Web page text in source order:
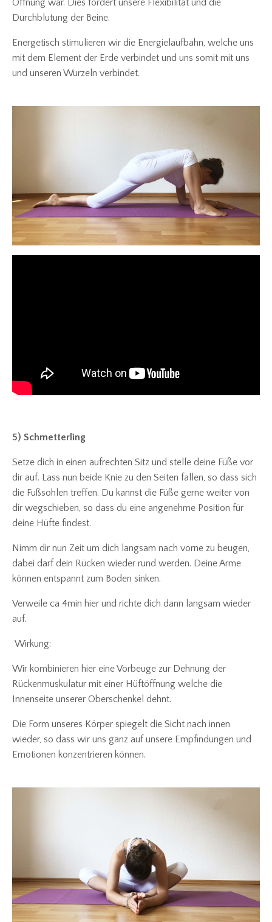
Öffnung war. Dies fördert unsere Flexibilität und die
Durchblutung der Beine.
Energetisch stimulieren wir die Energielaufbahn, welche uns
mit dem Element der Erde verbindet und uns somit mit uns
und unseren Wurzeln verbindet.
5) Schmetterling
Setze dich in einen aufrechten Sitz und stelle deine Füße vor
dir auf. Lass nun beide Knie zu den Seiten fallen, so dass sich
die Fußsohlen treffen. Du kannst die Füße gerne weiter von
dir wegschieben, so dass du eine angenehme Position für
deine Hüfte findest.
Nimm dir nun Zeit um dich langsam nach vorne zu beugen,
dabei darf dein Rücken wieder rund werden. Deine Arme
können entspannt zum Boden sinken.
Verweile ca 4min hier und richte dich dann langsam wieder
auf.
Wirkung:
Wir kombinieren hier eine Vorbeuge zur Dehnung der
Rückenmuskulatur mit einer Hüftöffnung welche die
Innenseite unserer Oberschenkel dehnt.
Die Form unseres Körper spiegelt die Sicht nach innen
wieder, so dass wir uns ganz auf unsere Empfindungen und
Emotionen konzentrieren können.